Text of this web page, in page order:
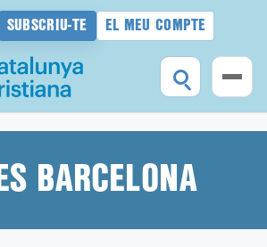
SUBSCRIU-TE EL MEU COMPTE
BARCELONA